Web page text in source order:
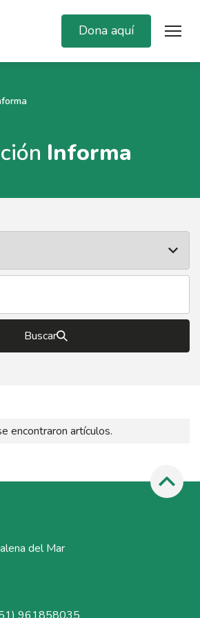
Dona aquí
Informa
Buscar
encontraron artículos.
del Mar